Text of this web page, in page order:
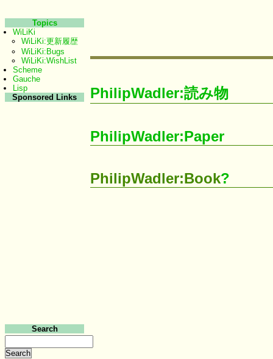
PhilipWadler:読み物
PhilipWadler:Paper
PhilipWadler:Book?
Topics
WiLiKi
WiLiKi:更新履歴
WiLiKi:Bugs
WiLiKi:WishList
Scheme
Gauche
Lisp
Sponsored Links
Search